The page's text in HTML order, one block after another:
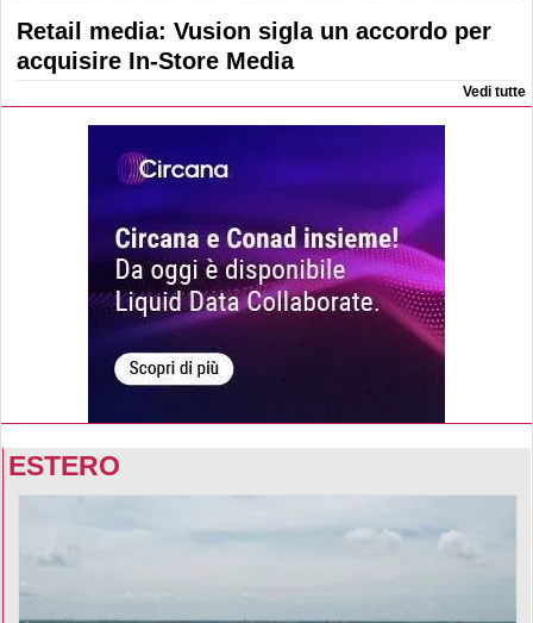
Retail media: Vusion sigla un accordo per
acquisire In-Store Media
Vedi tutte
ESTERO